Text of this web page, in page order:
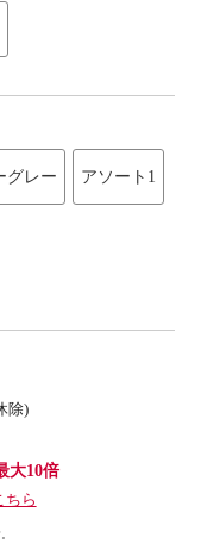
グレー アソート1
除)
大10倍
ちら